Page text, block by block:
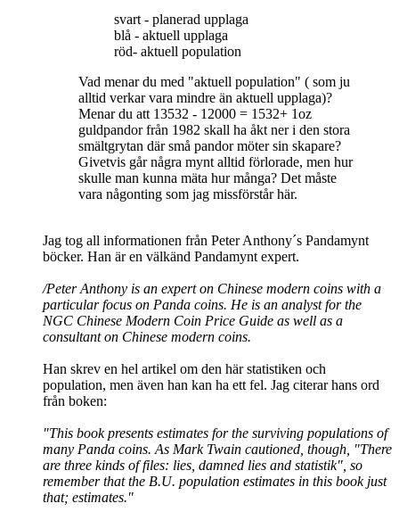
svart - planerad upplaga
blå - aktuell upplaga
röd- aktuell population
Vad menar du med "aktuell population" ( som ju
alltid verkar vara mindre än aktuell upplaga)?
Menar du att 13532 - 12000 = 1532+ 1oz
guldpandor från 1982 skall ha åkt ner i den stora
smältgrytan där små pandor möter sin skapare?
Givetvis går några mynt alltid förlorade, men hur
skulle man kunna mäta hur många? Det måste
vara någonting som jag missförstår här.
Jag tog all informationen från Peter Anthony´s Pandamynt
böcker. Han är en välkänd Pandamynt expert.
/Peter Anthony is an expert on Chinese modern coins with a
particular focus on Panda coins. He is an analyst for the
NGC Chinese Modern Coin Price Guide as well as a
consultant on Chinese modern coins.
Han skrev en hel artikel om den här statistiken och
population, men även han kan ha ett fel. Jag citerar hans ord
från boken:
"This book presents estimates for the surviving populations of
many Panda coins. As Mark Twain cautioned, though, "There
are three kinds of files: lies, damned lies and statistik", so
remember that the B.U. population estimates in this book just
that; estimates."